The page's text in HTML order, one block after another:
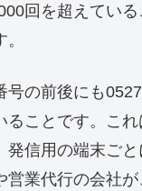
回を超えてい
の前後にも
ことです。こ
信用の端末ご
営業代行の会社